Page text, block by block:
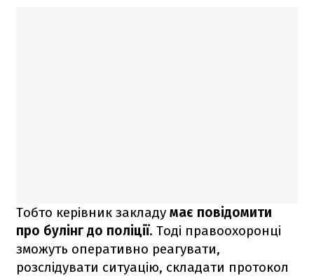
Тобто керівник закладу має повідомити
про булінг до поліції. Тоді правоохоронці
зможуть оперативно реагувати,
розслідувати ситуацію, складати протокол